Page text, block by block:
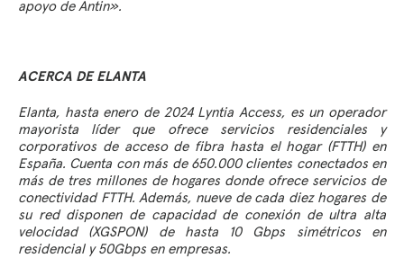
apoyo de Antin».
ACERCA DE ELANTA
Elanta, hasta enero de 2024 Lyntia Access, es un operador
mayorista líder que ofrece servicios residenciales y
corporativos de acceso de fibra hasta el hogar (FTTH) en
España. Cuenta con más de 650.000 clientes conectados en
más de tres millones de hogares donde ofrece servicios de
conectividad FTTH. Además, nueve de cada diez hogares de
su red disponen de capacidad de conexión de ultra alta
velocidad (XGSPON) de hasta 10 Gbps simétricos en
residencial y 50Gbps en empresas.